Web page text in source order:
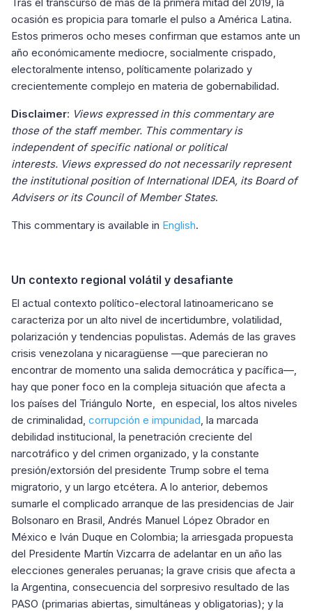
ocasión es propicia para tomarle el pulso a América Latina.
Estos primeros ocho meses confirman que estamos ante un
año económicamente mediocre, socialmente crispado,
electoralmente intenso, políticamente polarizado y
crecientemente complejo en materia de gobernabilidad.
Disclaimer: Views expressed in this commentary are
those of the staff member. This commentary is
independent of specific national or political
interests. Views expressed do not necessarily represent
the institutional position of International IDEA, its Board of
Advisers or its Council of Member States.
This commentary is available in English.
Un contexto regional volátil y desafiante
El actual contexto político-electoral latinoamericano se
caracteriza por un alto nivel de incertidumbre, volatilidad,
polarización y tendencias populistas. Además de las graves
crisis venezolana y nicaragüense —que parecieran no
encontrar de momento una salida democrática y pacífica—,
hay que poner foco en la compleja situación que afecta a
los países del Triángulo Norte, en especial, los altos niveles
de criminalidad, corrupción e impunidad, la marcada
debilidad institucional, la penetración creciente del
narcotráfico y del crimen organizado, y la constante
presión/extorsión del presidente Trump sobre el tema
migratorio, y un largo etcétera. A lo anterior, debemos
sumarle el complicado arranque de las presidencias de Jair
Bolsonaro en Brasil, Andrés Manuel López Obrador en
México e Iván Duque en Colombia; la arriesgada propuesta
del Presidente Martín Vizcarra de adelantar en un año las
elecciones generales peruanas; la grave crisis que afecta a
la Argentina, consecuencia del sorpresivo resultado de las
PASO (primarias abiertas, simultáneas y obligatorias); y la